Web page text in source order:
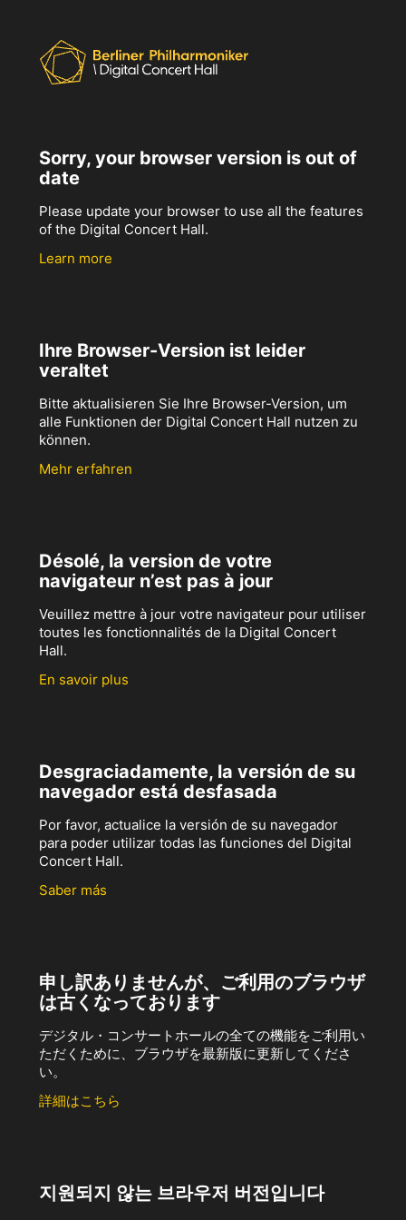
Sorry, your browser version is out of
date
Please update your browser to use all the features
of the Digital Concert Hall.
Learn more
Ihre Browser-Version ist leider
veraltet
Bitte aktualisieren Sie Ihre Browser-Version, um
alle Funktionen der Digital Concert Hall nutzen zu
können.
Mehr erfahren
Désolé, la version de votre
navigateur n’est pas à jour
Veuillez mettre à jour votre navigateur pour utiliser
toutes les fonctionnalités de la Digital Concert
Hall.
En savoir plus
Desgraciadamente, la versión de su
navegador está desfasada
Por favor, actualice la versión de su navegador
para poder utilizar todas las funciones del Digital
Concert Hall.
Saber más
申し訳ありませんが、ご利用のブラウザ
は古くなっております
デジタル・コンサートホールの全ての機能をご利用い
ただくために、ブラウザを最新版に更新してくださ
い。
詳細はこちら
지원되지 않는 브라우저 버전입니다